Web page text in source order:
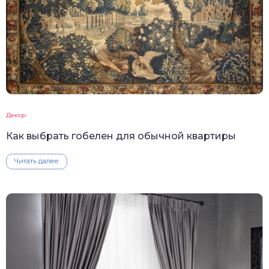
Декор
Как выбрать гобелен для обычной квартиры
Читать далее